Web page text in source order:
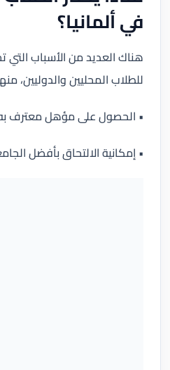
في ألمانيا؟
هناك العديد من الأسباب التي
للطلاب المحليين والدوليين،
• الحصول على مؤهل معترف به
• إمكانية الالتحاق بأفضل